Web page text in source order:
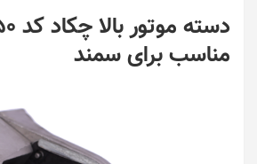
مناسب برای سمند